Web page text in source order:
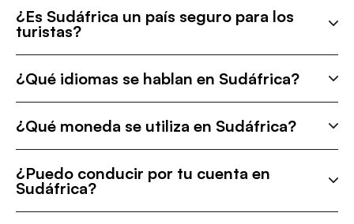
¿Es Sudáfrica un país seguro para los
turistas?
¿Qué idiomas se hablan en Sudáfrica?
¿Qué moneda se utiliza en Sudáfrica?
¿Puedo conducir por tu cuenta en
Sudáfrica?